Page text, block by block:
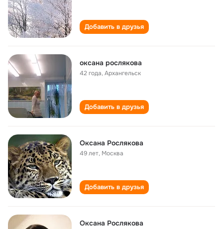
Добавить в друзья
оксана рослякова
42 года,Архангельск
Добавить в друзья
Оксана Рослякова
49 лет, Москва
Добавить в друзья
Oксана Рослякова